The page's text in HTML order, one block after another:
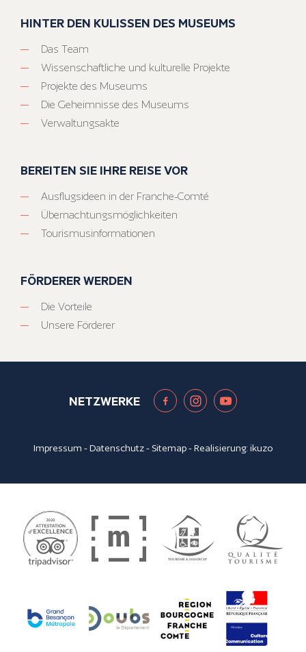
HINTER DEN KULISSEN DES MUSEUMS
Das Team
Wissenschaftliche und kulturelle Projekte
Projekte des Museums
Die Geheimnisse des Museums
Verwaltungsakte
BEREITEN SIE IHRE REISE VOR
Ausflugsideen in der Franche-Comté
Übernachtungsmöglichkeiten
Tourismusinformationen
FÖRDERER WERDEN
Die Vorteile
Unsere Förderer
NETZWERKE
Impressum -Datenschutz- Sitemap- Realisierung:ikuzo